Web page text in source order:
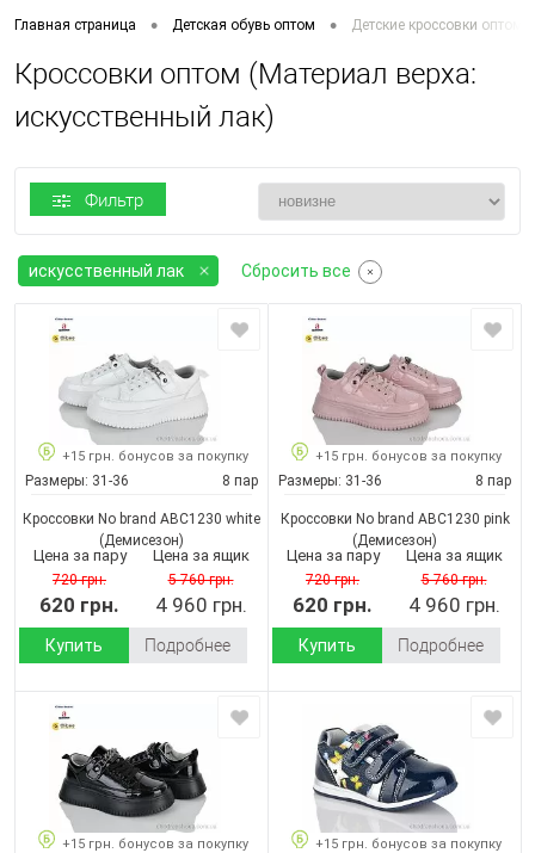
Главная страница • Детская обувь оптом • Детские кроссовки оптом
Кроссовки оптом (Материал верха:
искусственный лак)
Фильтр
искусственный лак Сбросить все
+15 грн. бонусов за покупку
Размеры: 31-36 8 пар
Кроссовки No brand ABC1230 white
(Демисезон)
Цена за пару
720 грн.
620 грн.
Цена за ящик
5 760 грн.
4 960 грн.
Купить Подробнее
+15 грн. бонусов за покупку
Размеры: 31-36 8 пар
Кроссовки No brand ABC1230 pink
(Демисезон)
Цена за пару
720 грн.
620 грн.
Цена за ящик
5 760 грн.
4 960 грн.
Купить Подробнее
+15 грн. бонусов за покупку +15 грн. бонусов за покупку